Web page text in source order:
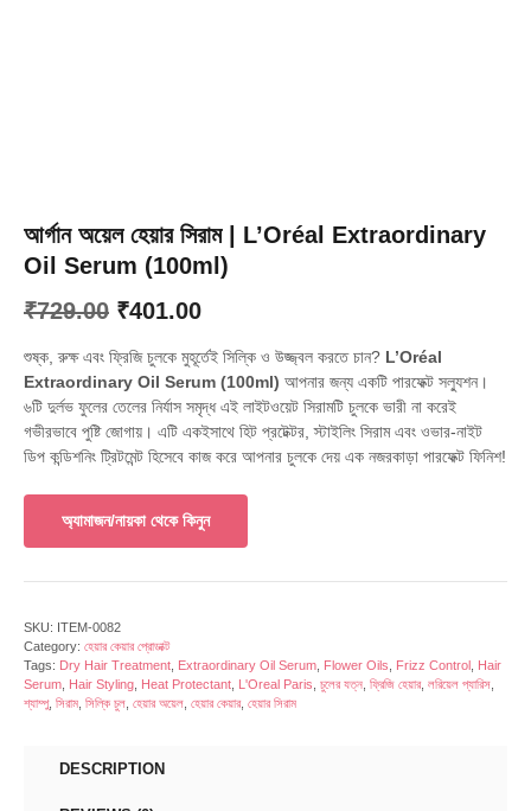
আর্গান অয়েল হেয়ার সিরাম | L’Oréal Extraordinary
Oil Serum (100ml)
₹729.00 Original
price
was:
₹729.00.
₹401.00Current
price
is:
₹401.00.
শুষ্ক, রুক্ষ এবং ফ্রিজি চুলকে মুহূর্তেই সিল্কি ও উজ্জ্বল করতে চান? L’Oréal
Extraordinary Oil Serum (100ml) আপনার জন্য একটি পারফেক্ট সল্যুশন।
৬টি দুর্লভ ফুলের তেলের নির্যাস সমৃদ্ধ এই লাইটওয়েট সিরামটি চুলকে ভারী না করেই
গভীরভাবে পুষ্টি জোগায়। এটি একইসাথে হিট প্রটেক্টর, স্টাইলিং সিরাম এবং ওভার-নাইট
ডিপ কন্ডিশনিং ট্রিটমেন্ট হিসেবে কাজ করে আপনার চুলকে দেয় এক নজরকাড়া পারফেক্ট ফিনিশ!
অ্যামাজন/নায়কা থেকে কিনুন
SKU: ITEM-0082
Category: হেয়ার কেয়ার প্রোডাক্ট
Tags: Dry Hair Treatment Extraordinary Oil Serum Flower Oils Frizz Control Hair
Serum Hair Styling Heat Protectant L'Oreal Paris চুলের যত্ন ফ্রিজি হেয়ার, লরিয়েল প্যারিস
শ্যাম্পু, সিরাম সিল্কি চুল হেয়ার অয়েল হেয়ার কেয়ার, হেয়ার সিরাম
DESCRIPTION